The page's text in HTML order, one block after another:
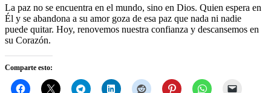
La paz no se encuentra en el mundo, sino en Dios. Quien espera en
Él y se abandona a su amor goza de esa paz que nada ni nadie
puede quitar. Hoy, renovemos nuestra confianza y descansemos en
su Corazón.
Comparte esto: